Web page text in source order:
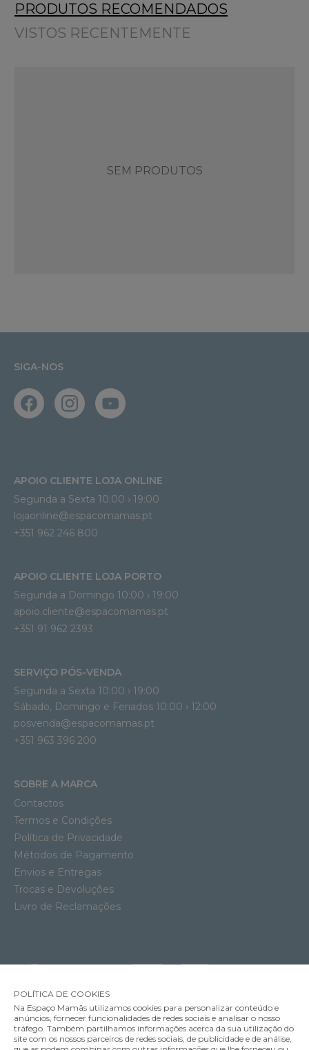
PRODUTOS RECOMENDADOS
VISTOS RECENTEMENTE
SEM PRODUTOS
SIGA-NOS
APOIO CLIENTE LOJA ONLINE
Segunda a Sexta 10:00 › 19:00
lojaonline@espacomamas.pt
+351 962 246 800
APOIO CLIENTE LOJA PORTO
Segunda a Domingo 10:00 › 19:00
apoio.cliente@espacomamas.pt
+351 91 962 2393
SERVIÇO PÓS-VENDA
Segunda a Sexta 10:00 › 19:00
Sábado, Domingo e Feriados 10:00 › 12:00
posvenda@espacomamas.pt
+351 963 396 200
SOBRE A MARCA
Contactos
Termos e Condições
Política de Privacidade
Métodos de Pagamento
Envios e Entregas
Trocas e Devoluções
Livro de Reclamações
POLÍTICA DE COOKIES
Na Espaço Mamãs utilizamos cookies para personalizar conteúdo e
anúncios, fornecer funcionalidades de redes sociais e analisar o nosso
tráfego. Também partilhamos informações acerca da sua utilização do
site com os nossos parceiros de redes sociais, de publicidade e de análise,